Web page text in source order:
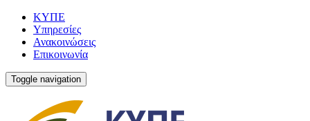
ΚΥΠΕ
Υπηρεσίες
Ανακοινώσεις
Επικοινωνία
Toggle navigation